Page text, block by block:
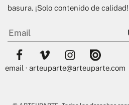
basura. ¡Solo contenido de calidad!
email ·